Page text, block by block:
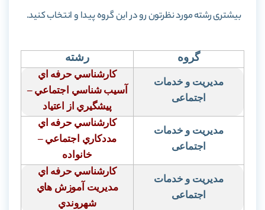
بیشتری رشته مورد نظرتون رو در این گروه پیدا و انتخاب کنید.
گروه رشته
مدیریت و خدمات
اجتماعی
كارشناسي حرفه اي
آسيب شناسي اجتماعي –
پيشگيري از اعتياد
مدیریت و خدمات
اجتماعی
كارشناسي حرفه اي
مددكاري اجتماعي –
خانواده
مدیریت و خدمات
اجتماعی
كارشناسي حرفه اي
مديريت آموزش هاي
شهروندي